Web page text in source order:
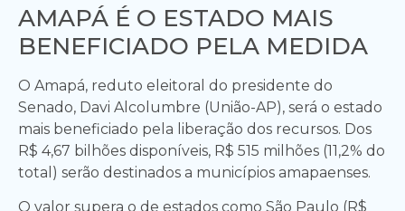
AMAPÁ É O ESTADO MAIS
BENEFICIADO PELA MEDIDA
O Amapá, reduto eleitoral do presidente do
Senado, Davi Alcolumbre (União-AP), será o estado
mais beneficiado pela liberação dos recursos. Dos
R$ 4,67 bilhões disponíveis, R$ 515 milhões (11,2% do
total) serão destinados a municípios amapaenses.
O valor supera o de estados como São Paulo (R$